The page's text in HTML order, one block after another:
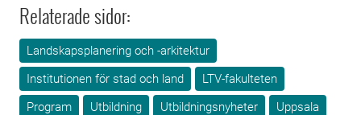
Relaterade sidor:
Landskapsplanering och -arkitektur
Institutionen för stad och land
LTV-fakulteten
Program
Utbildning Utbildningsnyheter Uppsala